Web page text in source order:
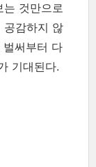
것만으로
공감하지 않
써부터 다
기대된다.